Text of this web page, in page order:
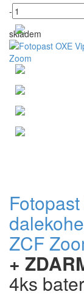
-
skladem
ZCF
+
4ks